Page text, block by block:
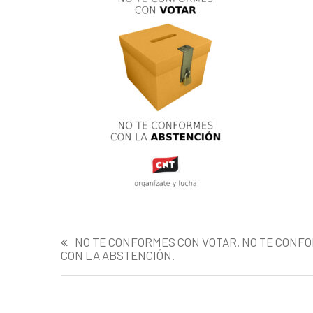
Navegación
de
NO TE CONFORMES CON VOTAR. NO TE
CON LA ABSTENCIÓN.